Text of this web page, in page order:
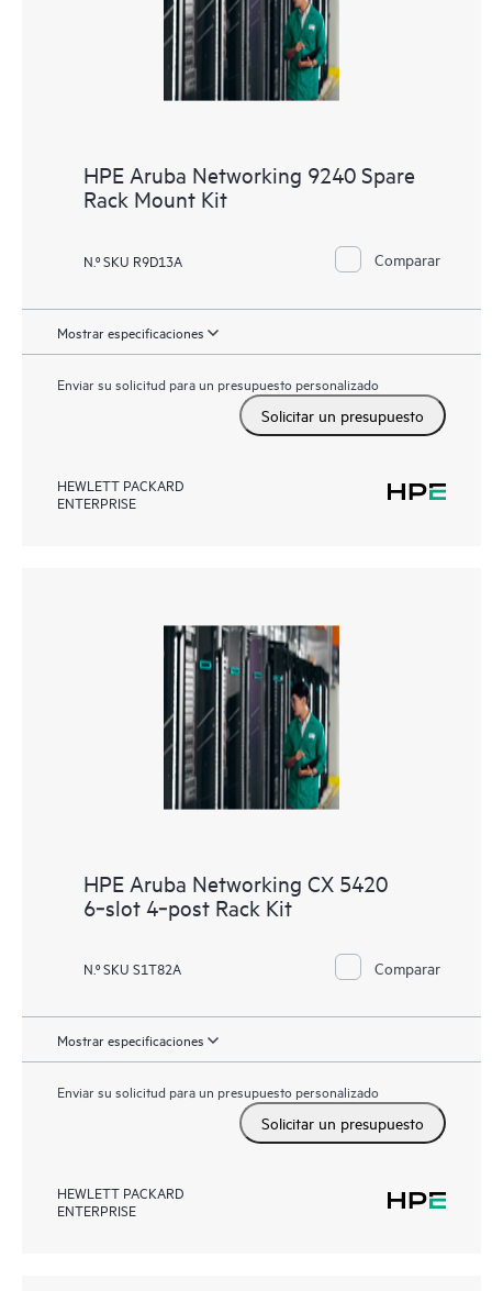
HPE Aruba Networking 9240 Spare
Rack Mount Kit
N.º SKU R9D13A Comparar
Mostrar especificaciones
Enviar su solicitud para un presupuesto personalizado
Solicitar un presupuesto
HEWLETT PACKARD
ENTERPRISE
HPE Aruba Networking CX 5420
6‑slot 4‑post Rack Kit
N.º SKU S1T82A Comparar
Mostrar especificaciones
Enviar su solicitud para un presupuesto personalizado
Solicitar un presupuesto
HEWLETT PACKARD
ENTERPRISE